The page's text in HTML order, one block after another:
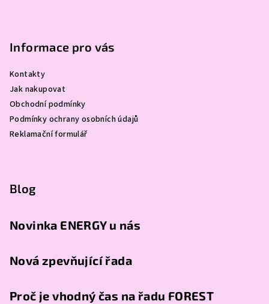
Informace pro vás
Kontakty
Jak nakupovat
Obchodní podmínky
Podmínky ochrany osobních údajů
Reklamační formulář
Blog
Novinka ENERGY u nás
Nová zpevňující řada
Proč je vhodný čas na řadu FOREST